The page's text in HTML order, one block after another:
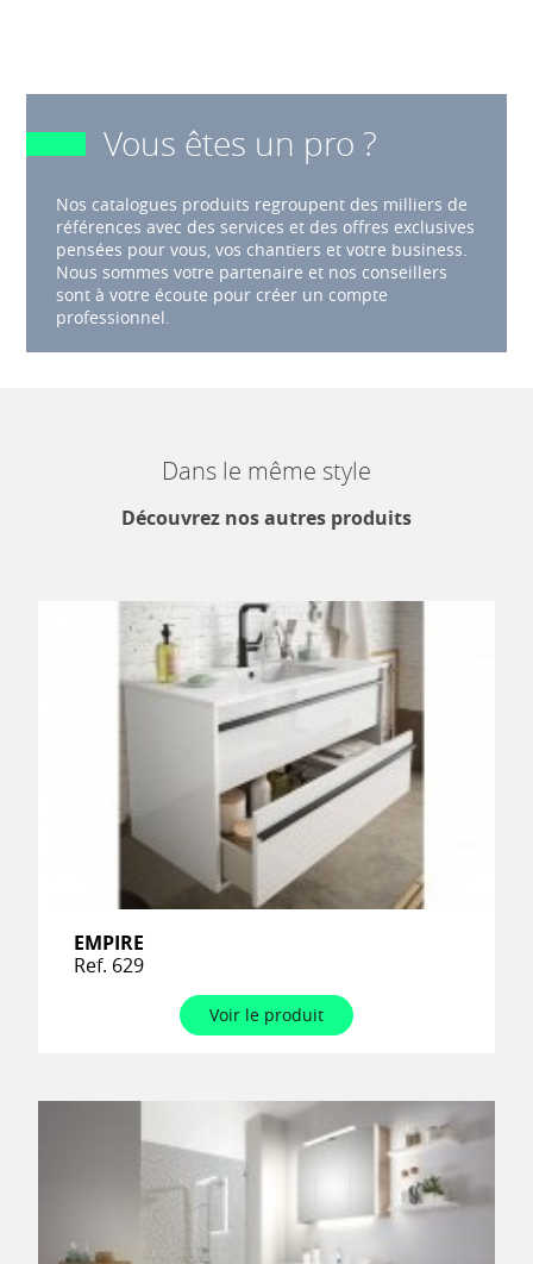
Vous êtes un pro ?
Nos catalogues produits regroupent des milliers de
références avec des services et des offres exclusives
pensées pour vous, vos chantiers et votre business.
Nous sommes votre partenaire et nos conseillers
sont à votre écoute pour créer un compte
professionnel.
Dans le même style
Découvrez nos autres produits
EMPIRE
Ref. 629
Voir le produit